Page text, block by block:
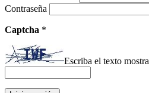
Contraseña
Captcha *
Escriba el texto